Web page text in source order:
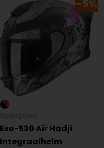
-5%
Exo-530 Air Hadji
Integraalhelm